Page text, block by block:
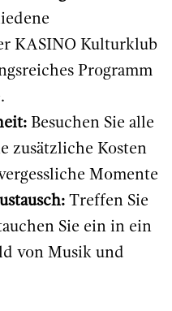
KASINO Kulturklub
Programm
Besuchen Sie alle
zusätzliche Kosten
Momente
Treffen Sie
Sie ein in ein
von Musik und